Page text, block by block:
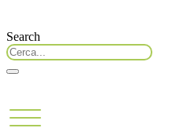
Search